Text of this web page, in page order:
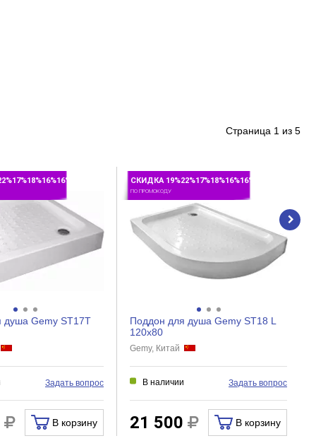
Страница 1 из 5
душа Gemy ST17T
Задать вопрос
В корзину
СКИДКА 19%22%17%18%16%16%
ПО ПРОМОКОДУ
Поддон для душа Gemy ST18 L
120x80
Gemy, Китай
В наличии Задать вопрос
21 500 В корзину